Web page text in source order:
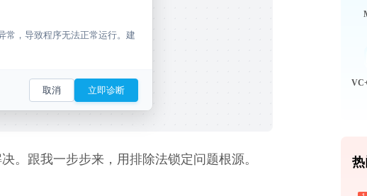
常，导致程序无法正常运行。建
取消 立即诊断
。跟我一步步来，用排除法锁定问题根源。